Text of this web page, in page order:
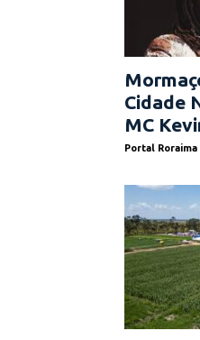
Cidade
MC
Portal Roraima